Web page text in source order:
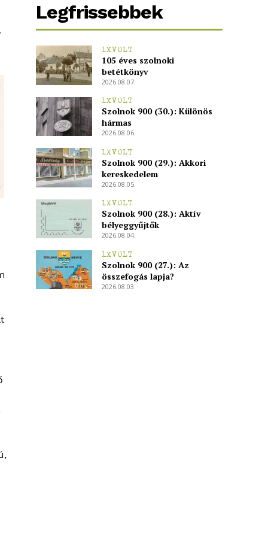
Legfrissebbek
1XVOLT
105 éves szolnoki
betétkönyv
2026.08.07.
1XVOLT
Szolnok 900 (30.): Különös
hármas
2026.08.06.
1XVOLT
Szolnok 900 (29.): Akkori
kereskedelem
2026.08.05.
1XVOLT
Szolnok 900 (28.): Aktív
bélyeggyűjtők
2026.08.04.
1XVOLT
Szolnok 900 (27.): Az
összefogás lapja?
2026.08.03.